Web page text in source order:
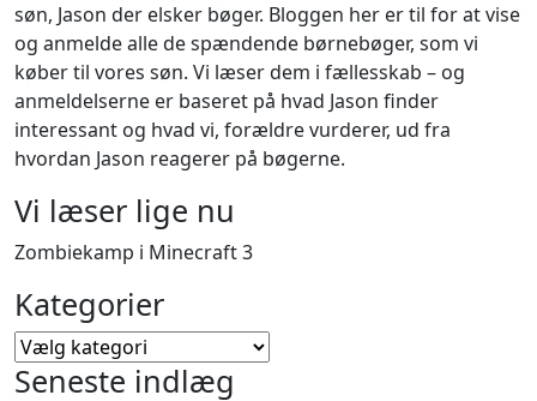
søn, Jason der elsker bøger. Bloggen her er til for at vise
og anmelde alle de spændende børnebøger, som vi
køber til vores søn. Vi læser dem i fællesskab – og
anmeldelserne er baseret på hvad Jason finder
interessant og hvad vi, forældre vurderer, ud fra
hvordan Jason reagerer på bøgerne.
Vi læser lige nu
Zombiekamp i Minecraft 3
Kategorier
Kategorier
Seneste indlæg